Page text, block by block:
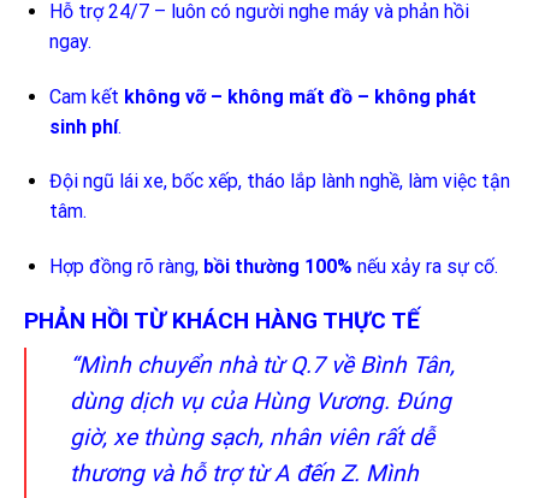
Hỗ trợ 24/7 – luôn có người nghe máy và phản hồi
ngay.
Cam kết không vỡ – không mất đồ – không phát
sinh phí.
Đội ngũ lái xe, bốc xếp, tháo lắp lành nghề, làm việc tận
tâm.
Hợp đồng rõ ràng, bồi thường 100% nếu xảy ra sự cố.
PHẢN HỒI TỪ KHÁCH HÀNG THỰC TẾ
“Mình chuyển nhà từ Q.7 về Bình Tân,
dùng dịch vụ của Hùng Vương. Đúng
giờ, xe thùng sạch, nhân viên rất dễ
thương và hỗ trợ từ A đến Z. Mình